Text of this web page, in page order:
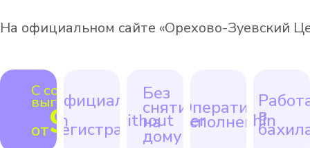
На официальном сайте «Орехово-Зуевский
С соседями
выгоднее
от990 ₽
Официально
с
регистрацией
Без
снятия
на
дому
Оперативное
исполнение
в